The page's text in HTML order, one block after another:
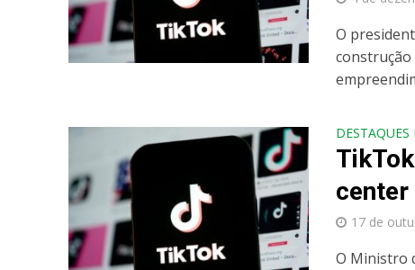
O
construção
center
17 de
O Ministro